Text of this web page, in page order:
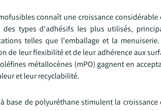
connaît une croissance
des types d'adhésifs les plus utilisés,
telles que l'emballage et la
de leur flexibilité et de leur adhérence aux
métallocènes (mPO) gagnent en
et leur recyclabilité.
base de polyuréthane stimulent la